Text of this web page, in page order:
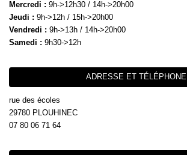
Mercredi : 9h->12h30 / 14h->20h00
Jeudi : 9h->12h / 15h->20h00
Vendredi : 9h->13h / 14h->20h00
Samedi : 9h30->12h
ADRESSE ET TÉLÉPHONE
rue des écoles
29780 PLOUHINEC
07 80 06 71 64